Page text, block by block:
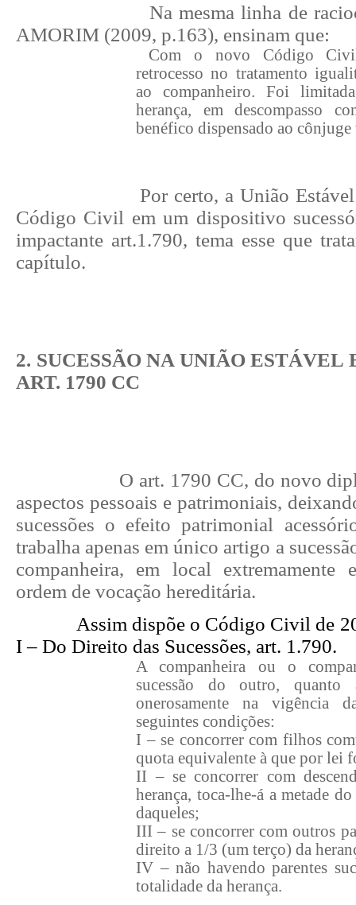
Na mesma linha de
AMORIM (2009, p.163), ensinam que:
Com o novo Código
retrocesso no tratamento
ao companheiro. Foi
herança, em descompasso
benéfico dispensado ao
Por certo, a União
Código Civil em um dispositivo
impactante art.1.790, tema esse que
capítulo.
2. SUCESSÃO NA UNIÃO ESTÁVEL
ART. 1790 CC
O art. 1790 CC, do novo
aspectos pessoais e patrimoniais,
sucessões o efeito patrimonial
trabalha apenas em único artigo a
companheira, em local extremamente
ordem de vocação hereditária.
Assim dispõe o Código Civil de
I – Do Direito das Sucessões, art. 1.790.
A companheira ou o
sucessão do outro, quanto
onerosamente na vigência
seguintes condições:
I – se concorrer com filhos
quota equivalente à que por lei
II – se concorrer com
herança, toca-lhe-á a metade
daqueles;
III – se concorrer com outros
direito a 1/3 (um terço) da
IV – não havendo parentes
totalidade da herança.